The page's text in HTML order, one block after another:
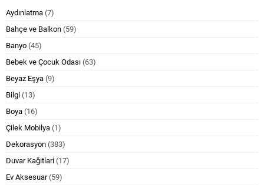
Aydınlatma (7)
Bahçe ve Balkon (59)
Banyo (45)
Bebek ve Çocuk Odası (63)
Beyaz Eşya (9)
Bilgi (13)
Boya (16)
Çilek Mobilya (1)
Dekorasyon (383)
Duvar Kağıtlari (17)
Ev Aksesuar(59)